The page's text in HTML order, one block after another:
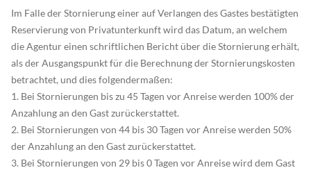
Im Falle der Stornierung einer auf Verlangen des Gastes bestätigten
Reservierung von Privatunterkunft wird das Datum, an welchem
die Agentur einen schriftlichen Bericht über die Stornierung erhält,
als der Ausgangspunkt für die Berechnung der Stornierungskosten
betrachtet, und dies folgendermaßen:
1. Bei Stornierungen bis zu 45 Tagen vor Anreise werden 100% der
Anzahlung an den Gast zurückerstattet.
2. Bei Stornierungen von 44 bis 30 Tagen vor Anreise werden 50%
der Anzahlung an den Gast zurückerstattet.
3. Bei Stornierungen von 29 bis 0 Tagen vor Anreise wird dem Gast